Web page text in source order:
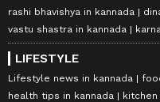
rashi bhavishya in kannada
vastu shastra in kannada
LIFESTYLE
Lifestyle news in kannada
health tips in kannada
kitchen